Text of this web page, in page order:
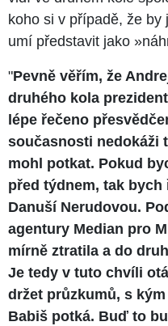
koho si v případě, že by
umí představit jako
"Pevně věřím, že
druhého kola
lépe řečeno
současnosti nedokáži
mohl potkat. Pokud
před týdnem, tak bych
Danuší Nerudovou.
agentury Median pro
mírně ztratila a do
Je tedy v tuto chvíli
držet průzkumů, s
Babiš potká. Buď to